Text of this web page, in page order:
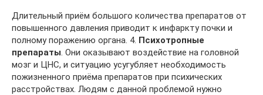
Длительный приём большого количества препаратов от
повышенного давления приводит к инфаркту почки и
полному поражению органа. 4. Психотропные
препараты . Они оказывают воздействие на головной
мозг и ЦНС, и ситуацию усугубляет необходимость
пожизненного приёма препаратов при психических
расстройствах. Людям с данной проблемой нужно